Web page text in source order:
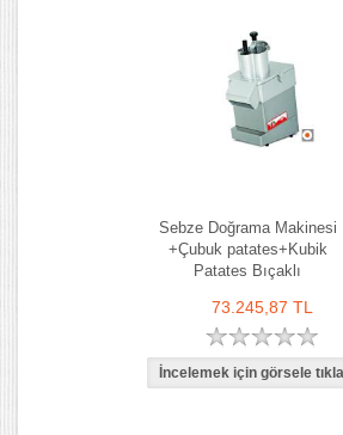
Sebze Doğrama Makinesi
+Çubuk patates+Kubik
Patates Bıçaklı
73.245,87 TL